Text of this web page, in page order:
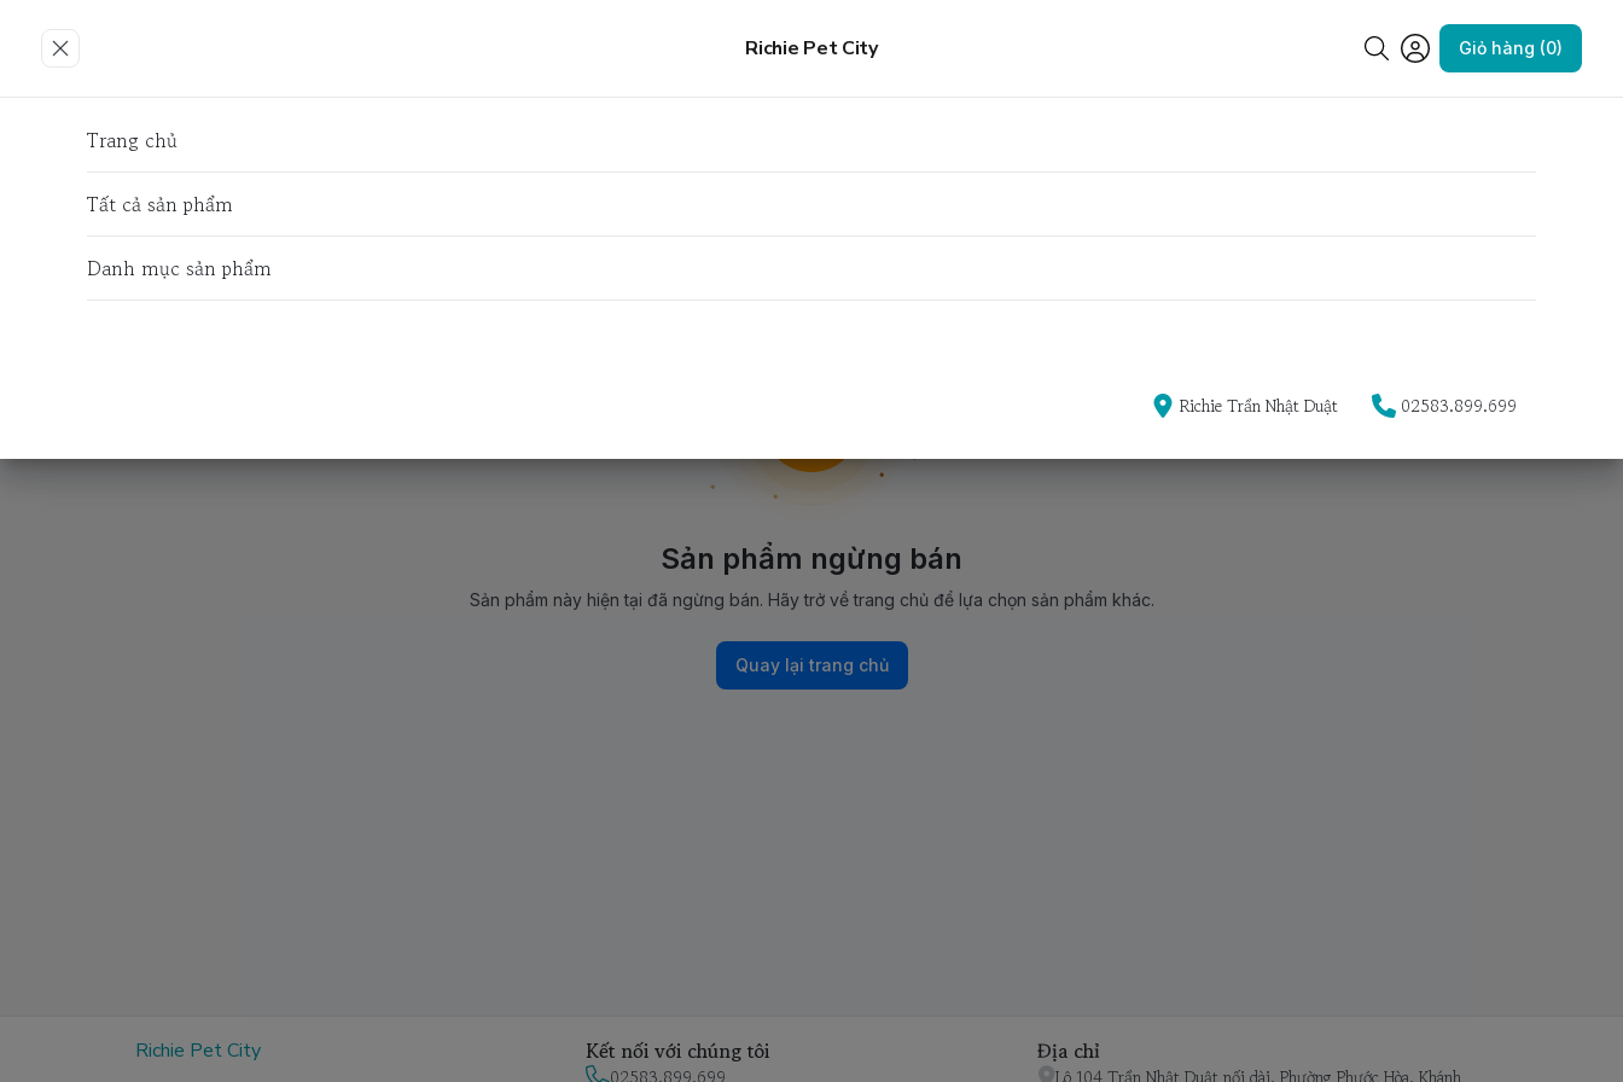
Richie Pet City Giỏ hàng (0)
Sản phẩm ngừng bán
Sản phẩm này hiện tại đã ngừng bán. Hãy trở về trang chủ để lựa chọn sản phẩm khác.
Quay lại trang chủ
Richie Pet City Kết nối với chúng tôi
02583.899.699
Địa chỉ
Lô 104 Trần Nhật Duật nối dài, Phường Phước Hòa, Khánh
Trang chủ
Tất cả sản phẩm
Danh mục sản phẩm
Richie Trần Nhật Duật 02583.899.699